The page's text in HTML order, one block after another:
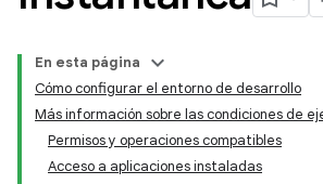
En esta página
Cómo configurar el entorno de desarrollo
Más información sobre las condiciones de
Permisos y operaciones compatibles
Acceso a aplicaciones instaladas